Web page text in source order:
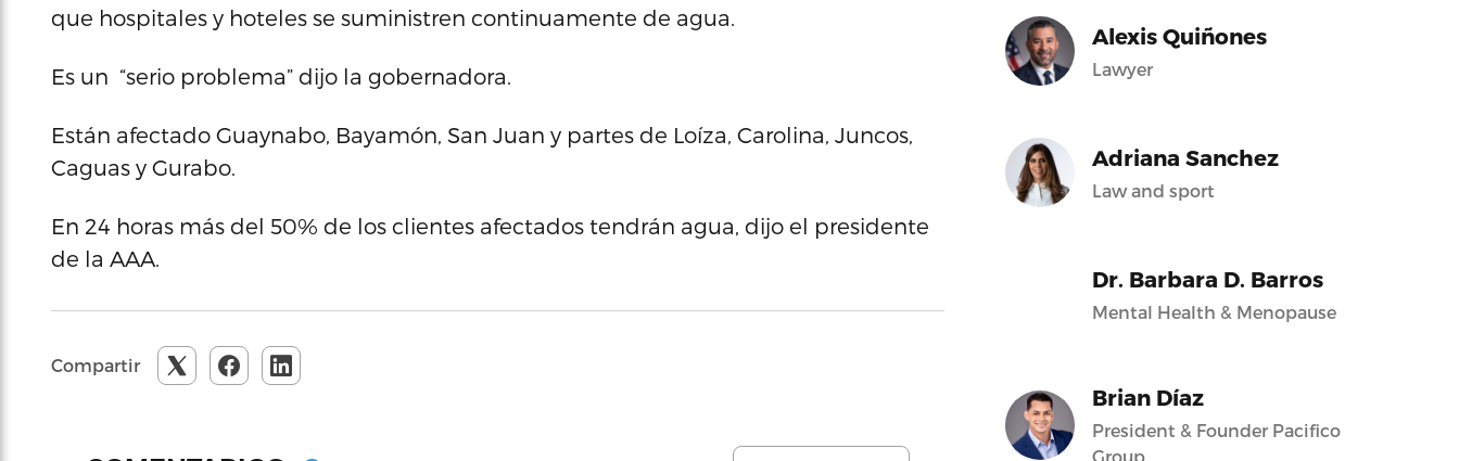
que hospitales y hoteles se suministren continuamente de agua.
Es un “serio problema” dijo la gobernadora.
Están afectado Guaynabo, Bayamón, San Juan y partes de Loíza, Carolina, Juncos,
Caguas y Gurabo.
En 24 horas más del 50% de los clientes afectados tendrán agua, dijo el presidente
de la AAA.
Compartir
Alexis Quiñones
Lawyer
Adriana Sanchez
Law and sport
Dr. Barbara D. Barros
Mental Health & Menopause
Brian Díaz
President & Founder Pacifico
Group